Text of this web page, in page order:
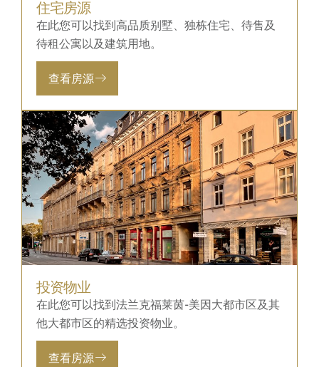
住宅房源
在此您可以找到高品质别墅、独栋住宅、待售及
待租公寓以及建筑用地。
查看房源
投资物业
在此您可以找到法兰克福莱茵-美因大都市区及其
他大都市区的精选投资物业。
查看房源